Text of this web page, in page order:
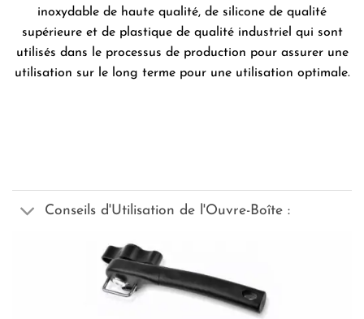
inoxydable de haute qualité, de silicone de qualité
supérieure et de plastique de qualité industriel qui sont
utilisés dans le processus de production pour assurer une
utilisation sur le long terme pour une utilisation optimale.
Conseils d'Utilisation de l'Ouvre-Boîte :